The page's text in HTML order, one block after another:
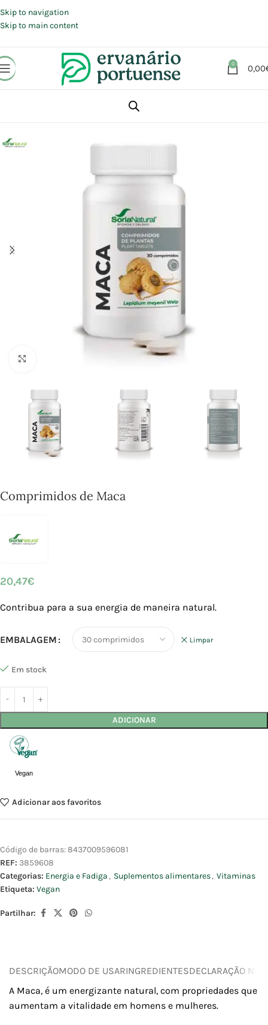
Skip to navigation
Skip to main content
0 0,00
Suplementos alimentares
Comprimidos de Maca
20,47€
Contribua para a sua energia de maneira natural.
EMBALAGEM Limpar
Em stock
ADICIONAR
Vegan
Adicionar aos favoritos
Código de barras:8437009596081
REF: 3859608
Categorias: Energia e Fadiga , Suplementos alimentares, Vitaminas
Etiqueta: Vegan
Partilhar:
DESCRIÇÃOMODO DE USARINGREDIENTESDECLARAÇÃO
A Maca, é um energizante natural, com propriedades que
aumentam a vitalidade em homens e mulheres.